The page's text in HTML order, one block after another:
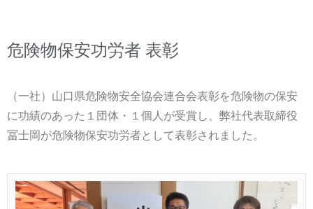
危険物保安功労者 表彰
（一社）山口県危険物安全協会連合会表彰を危険物の保安
に功績のあった１団体・１個人が受賞し、弊社代表取締役
冨士岡が危険物保安功労者として表彰されました。